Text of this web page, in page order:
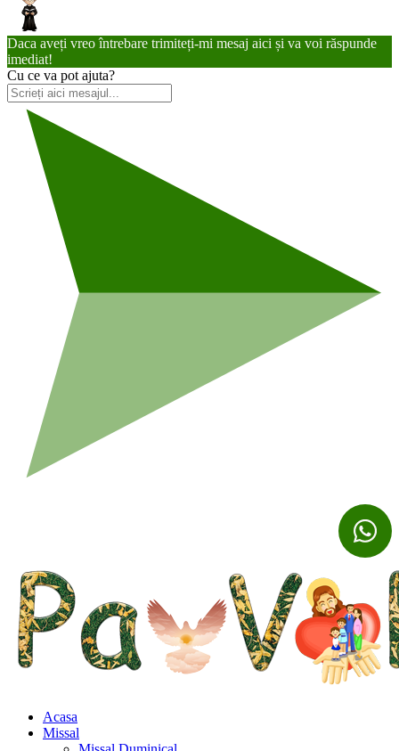
Daca aveți vreo întrebare trimiteți-mi mesaj aici și va voi răspunde
imediat!
Cu ce va pot ajuta?
Acasa
Missal